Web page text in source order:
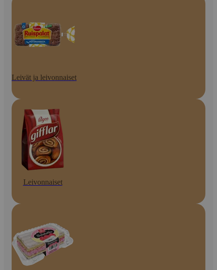
Leivät ja leivonnaiset
Leivonnaiset